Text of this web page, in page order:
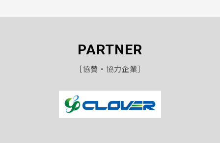
PARTNER
［協賛・協力企業］